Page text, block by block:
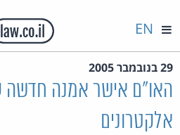
EN
29 בנובמבר 2005
האו"ם אישר אמנה חדשה
אלקטרונים